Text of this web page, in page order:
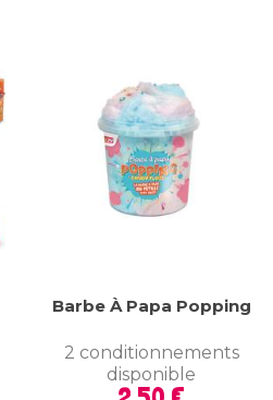
Barbe À Papa Popping
2 conditionnements
disponible